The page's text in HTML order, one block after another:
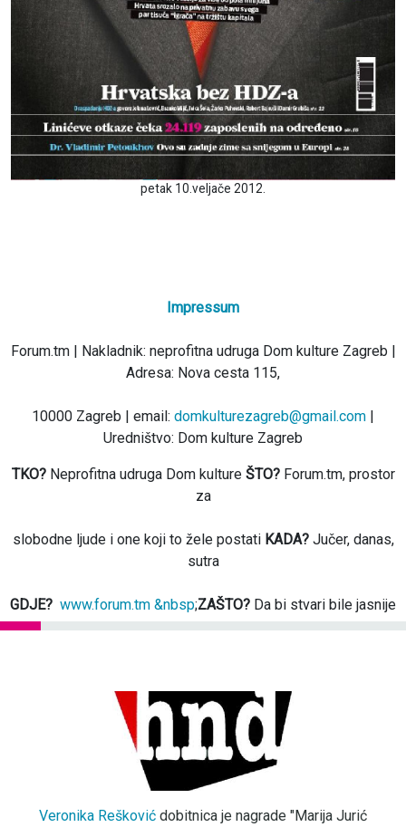
petak 10.veljače 2012.
Impressum
Forum.tm | Nakladnik: neprofitna udruga Dom kulture Zagreb |
Adresa: Nova cesta 115,
10000 Zagreb | email: domkulturezagreb@gmail.com
Uredništvo: Dom kulture Zagreb
TKO?Neprofitna udruga Dom kulture ŠTO?Forum.tm, prostor
za
slobodne ljude i one koji to žele postati KADA?Jučer, danas,
sutra
GDJE? www.forum.tm &nbsp;ZAŠTO? Da bi stvari bile jasnije
Veronika Rešković dobitnica je nagrade "Marija Jurić